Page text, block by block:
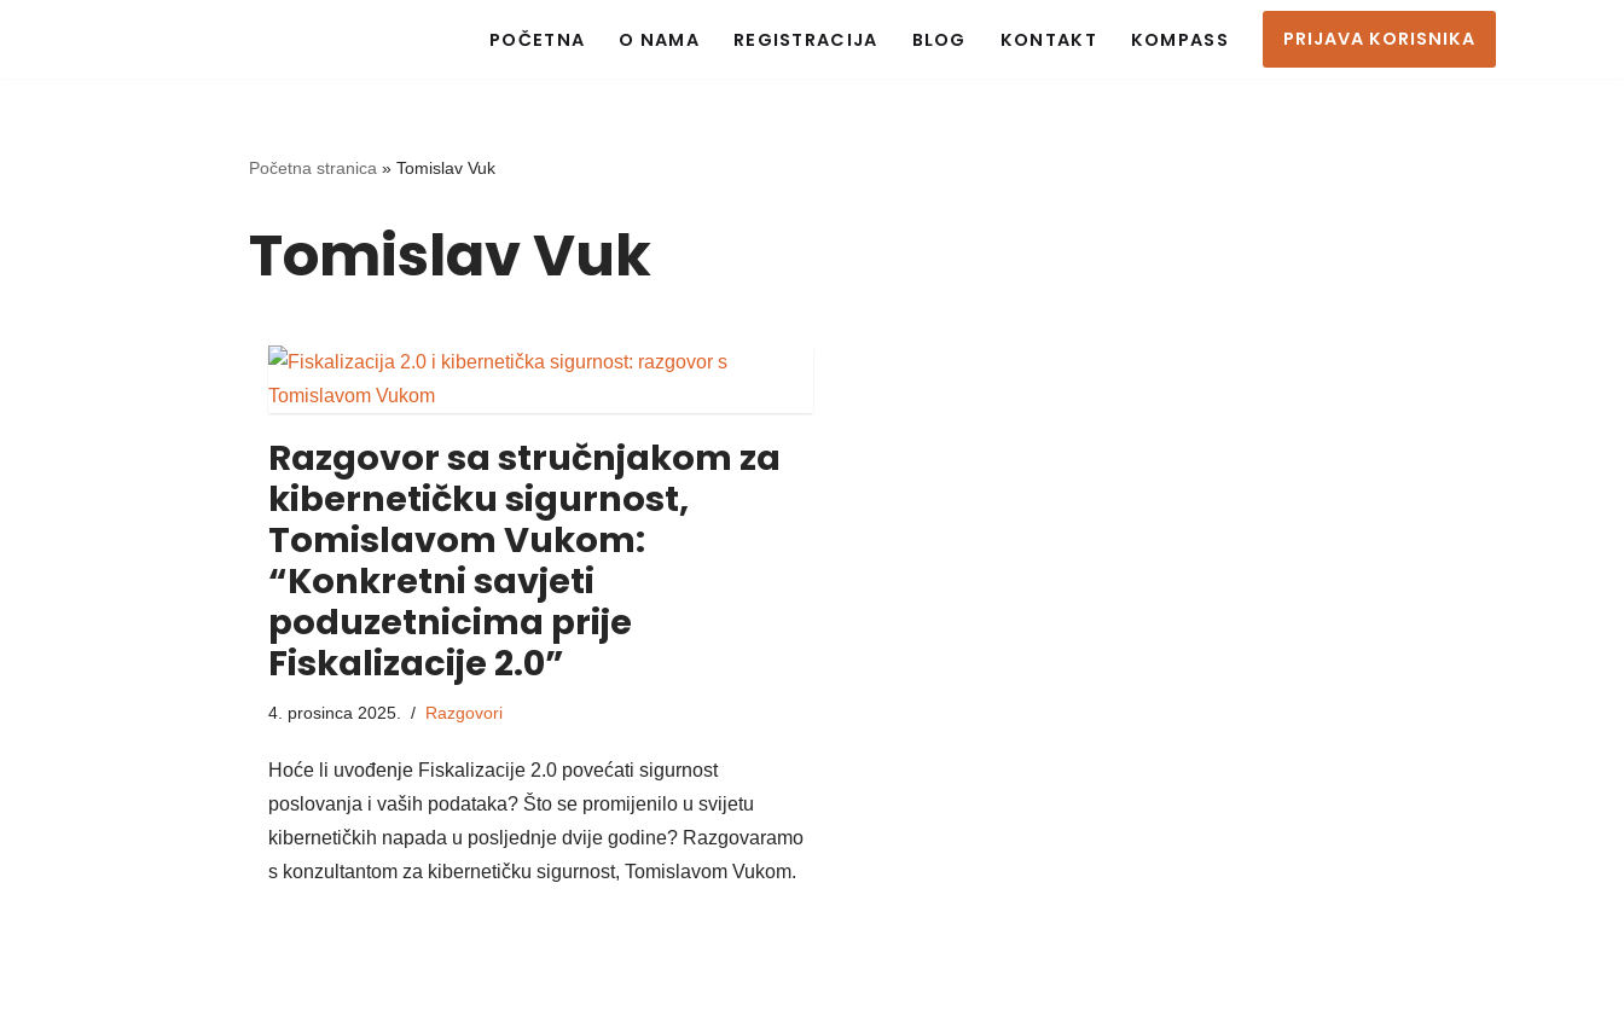
POČETNA O NAMA REGISTRACIJA BLOG KONTAKT KOMPASS PRIJAVA KORISNIKA
Početna stranica »Tomislav Vuk
Tomislav Vuk
Razgovor sa stručnjakom za
kibernetičku sigurnost,
Tomislavom Vukom:
“Konkretni savjeti
poduzetnicima prije
Fiskalizacije 2.0”
4. prosinca 2025. Razgovori
Hoće li uvođenje Fiskalizacije 2.0 povećati sigurnost
poslovanja i vaših podataka? Što se promijenilo u svijetu
kibernetičkih napada u posljednje dvije godine? Razgovaramo
s konzultantom za kibernetičku sigurnost, Tomislavom Vukom.